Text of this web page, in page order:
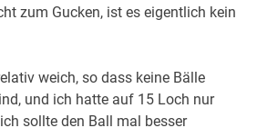
zum Gucken, ist es eigentlich kein
weich, so dass keine Bälle
und ich hatte auf 15 Loch nur
sollte den Ball mal besser